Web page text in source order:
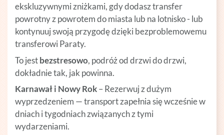
ekskluzywnymi zniżkami, gdy dodasz transfer
powrotny z powrotem do miasta lub na lotnisko - lub
kontynuuj swoją przygodę dzięki bezproblemowemu
transferowi Paraty.
To jestbezstresowo, podróż od drzwi do drzwi,
dokładnie tak, jak powinna.
Karnawał i Nowy Rok– Rezerwuj z dużym
wyprzedzeniem — transport zapełnia się wcześnie w
dniach i tygodniach związanych z tymi
wydarzeniami.